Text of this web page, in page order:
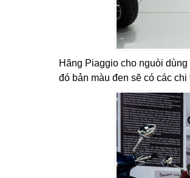
Hãng Piaggio cho nguòi
đó bản màu đen sẽ có các